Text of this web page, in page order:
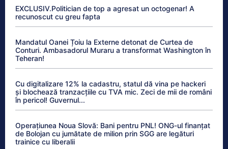
EXCLUSIV.Politician de top a agresat un octogenar! A
recunoscut cu greu fapta
Mandatul Oanei Țoiu la Externe detonat de Curtea de
Conturi. Ambasadorul Muraru a transformat Washington în
Teheran!
Cu digitalizare 12% la cadastru, statul dă vina pe hackeri
și blochează tranzacțiile cu TVA mic. Zeci de mii de români
în pericol! Guvernul...
Operațiunea Noua Slovă: Bani pentru PNL! ONG-ul finanțat
de Bolojan cu jumătate de milion prin SGG are legături
trainice cu liberalii